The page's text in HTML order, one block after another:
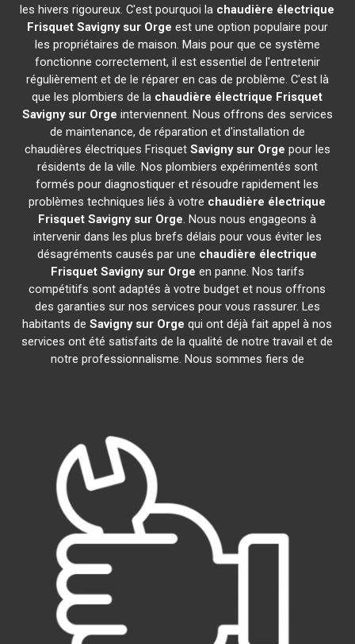
les hivers rigoureux. C'est pourquoi la chaudière électrique
Frisquet Savigny sur Orge est une option populaire pour
les propriétaires de maison. Mais pour que ce système
fonctionne correctement, il est essentiel de l'entretenir
régulièrement et de le réparer en cas de problème. C'est là
que les plombiers de la chaudière électrique Frisquet
Savigny sur Orge interviennent. Nous offrons des services
de maintenance, de réparation et d'installation de
chaudières électriques Frisquet Savigny sur Orge pour les
résidents de la ville. Nos plombiers expérimentés sont
formés pour diagnostiquer et résoudre rapidement les
problèmes techniques liés à votre chaudière électrique
Frisquet Savigny sur Orge. Nous nous engageons à
intervenir dans les plus brefs délais pour vous éviter les
désagréments causés par une chaudière électrique
Frisquet Savigny sur Orge en panne. Nos tarifs
compétitifs sont adaptés à votre budget et nous offrons
des garanties sur nos services pour vous rassurer. Les
habitants deSavigny sur Orge qui ont déjà fait appel à nos
services ont été satisfaits de la qualité de notre travail et de
notre professionnalisme. Nous sommes fiers de